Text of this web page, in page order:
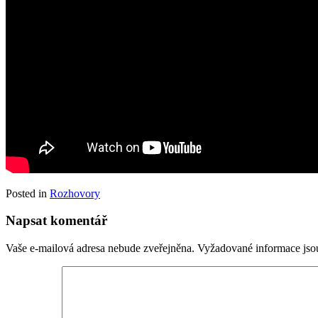
Posted in Rozhovory
Napsat komentář
Vaše e-mailová adresa nebude zveřejněna. Vyžadované informace